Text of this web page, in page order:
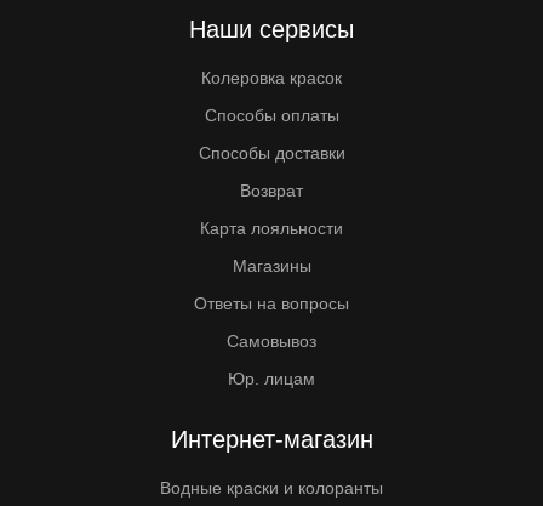
Наши сервисы
Колеровка красок
Способы оплаты
Способы доставки
Возврат
Карта лояльности
Магазины
Ответы на вопросы
Самовывоз
Юр. лицам
Интернет-магазин
Водные краски и колоранты